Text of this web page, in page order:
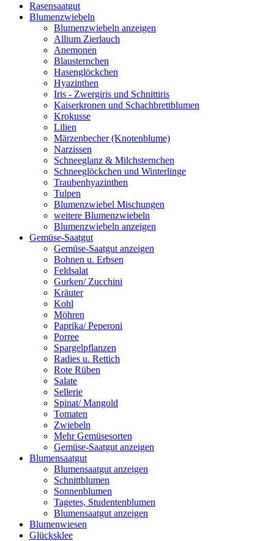
Rasensaatgut
Blumenzwiebeln
Blumenzwiebeln anzeigen
Allium Zierlauch
Anemonen
Blausternchen
Hasenglöckchen
Hyazinthen
Iris - Zwergiris und Schnittiris
Kaiserkronen und Schachbrettblumen
Krokusse
Lilien
Märzenbecher (Knotenblume)
Narzissen
Schneeglanz & Milchsternchen
Schneeglöckchen und Winterlinge
Traubenhyazinthen
Tulpen
Blumenzwiebel Mischungen
weitere Blumenzwiebeln
Blumenzwiebeln anzeigen
Gemüse-Saatgut
Gemüse-Saatgut anzeigen
Bohnen u. Erbsen
Feldsalat
Gurken/ Zucchini
Kräuter
Kohl
Möhren
Paprika/ Peperoni
Porree
Spargelpflanzen
Radies u. Rettich
Rote Rüben
Salate
Sellerie
Spinat/ Mangold
Tomaten
Zwiebeln
Mehr Gemüsesorten
Gemüse-Saatgut anzeigen
Blumensaatgut
Blumensaatgut anzeigen
Schnittblumen
Sonnenblumen
Tagetes, Studentenblumen
Blumensaatgut anzeigen
Blumenwiesen
Glücksklee